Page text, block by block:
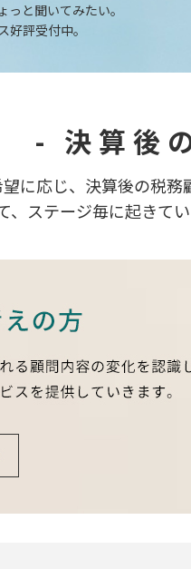
と聞いてみたい。
評受付中。
- 決算後
に応じ、決算後の税
、ステージ毎に起きて